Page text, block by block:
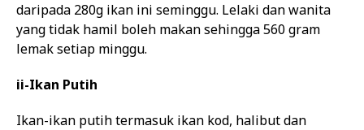
daripada 280g ikan ini seminggu. Lelaki dan wanita
yang tidak hamil boleh makan sehingga 560 gram
lemak setiap minggu.
ii-Ikan Putih
Ikan-ikan putih termasuk ikan kod, halibut dan